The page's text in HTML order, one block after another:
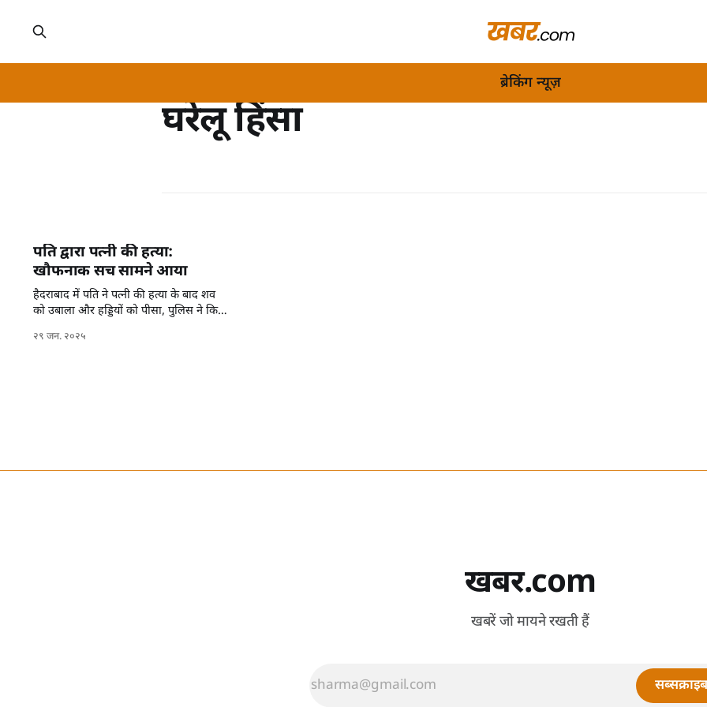
ब्रेकिंग न्यूज़
घरेलू हिंसा
पति द्वारा पत्नी की हत्या:
खौफनाक सच सामने आया
हैदराबाद में पति ने पत्नी की हत्या के बाद शव
को उबाला और हड्डियों को पीसा, पुलिस ने किया
२९ जन. २०२५
खबर.com
खबरें जो मायने रखती हैं